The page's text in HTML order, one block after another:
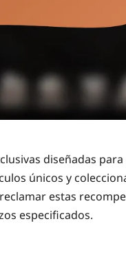
diseñadas
únicos y
estas
especificados.